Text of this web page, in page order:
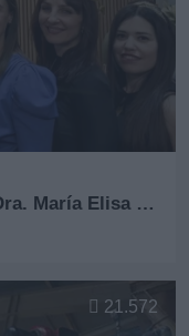
* Emporium Medicina Estética Dra. María Elisa Fernández
21.572